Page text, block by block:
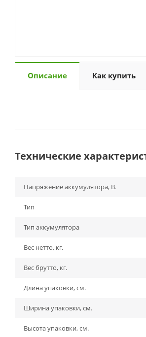
Описание Как купить
Технические
Напряжение аккумулятора, В.
Тип
Тип аккумулятора
Вес нетто, кг.
Вес брутто, кг.
Длина упаковки, см.
Ширина упаковки, см.
Высота упаковки, см.